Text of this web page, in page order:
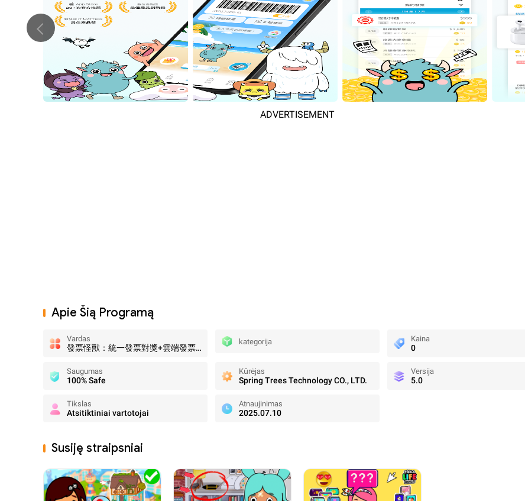
ADVERTISEMENT
Apie Šią Programą
Vardas
發票怪獸：統一發票對獎+雲端發票自動對獎+載具歸戶+集點遊戲
kategorija Kaina
0
Saugumas
100% Safe
Kūrėjas
Spring Trees Technology CO., LTD.
Versija
5.0
Tikslas
Atsitiktiniai vartotojai
Atnaujinimas
2025.07.10
Susiję straipsniai